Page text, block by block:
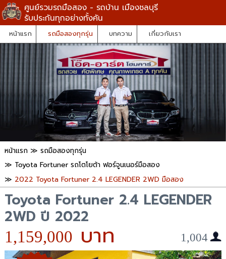
ศูนย์รวมรถมือสอง - รถบ้าน เมืองชลบุรี
รับประกันทุกอย่างทั้งคัน
หน้าแรก รถมือสองทุกรุ่น บทความ เกี่ยวกับเรา
หน้าแรก ≫ รถมือสองทุกรุ่น
≫ Toyota Fortuner รถโตโยต้า ฟอร์จูนเนอร์มือสอง
≫ 2022 Toyota Fortuner 2.4 LEGENDER 2WD มือสอง
Toyota Fortuner 2.4 LEGENDER
2WD ปี 2022
1,159,000 1,004